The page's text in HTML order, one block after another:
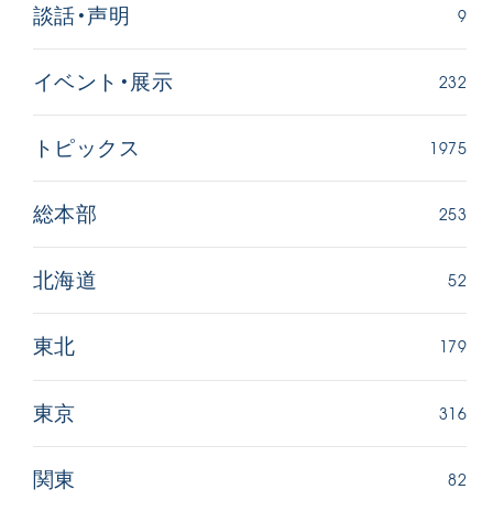
談話・声明 9
イベント・展示 232
トピックス 1975
総本部 253
北海道 52
東北 179
東京 316
関東 82